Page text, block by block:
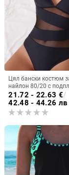
Цял бански костюм
найлон 80/20 с
бюста, подплата
без ръкави
21.72 - 22.63 €/
42.48 - 44.26 лв